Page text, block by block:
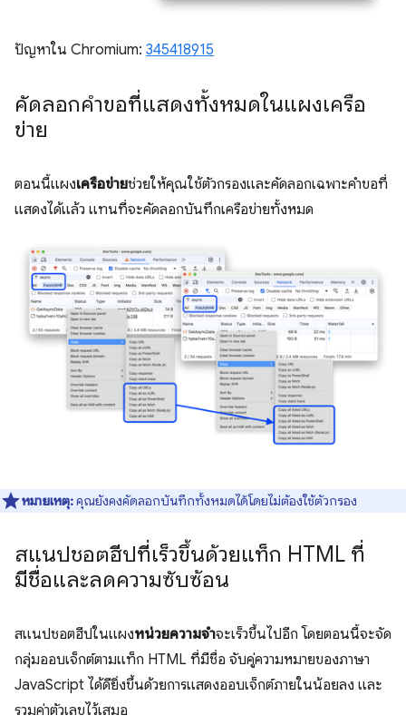
ปัญหาใน Chromium: 345418915
คัดลอกคำขอที่แสดงทั้งหมดในแผงเครือ
ข่าย
ตอนนี้แผงเครือข่ายช่วยให้คุณใช้ตัวกรองและคัดลอกเฉพาะคำขอที่
แสดงได้แล้ว แทนที่จะคัดลอกบันทึกเครือข่ายทั้งหมด
หมายเหตุ:คุณยังคงคัดลอกบันทึกทั้งหมดได้โดยไม่ต้องใช้ตัวกรอง
สแนปชอตฮีปที่เร็วขึ้นด้วยแท็ก HTML ที่
มีชื่อและลดความซับซ้อน
สแนปชอตฮีปในแผงหน่วยความจำจะเร็วขึ้นไปอีก โดยตอนนี้จะจัด
กลุ่มออบเจ็กต์ตามแท็ก HTML ที่มีชื่อ จับคู่ความหมายของภาษา
JavaScript ได้ดียิ่งขึ้นด้วยการแสดงออบเจ็กต์ภายในน้อยลง และ
รวมค่าตัวเลขไว้เสมอ